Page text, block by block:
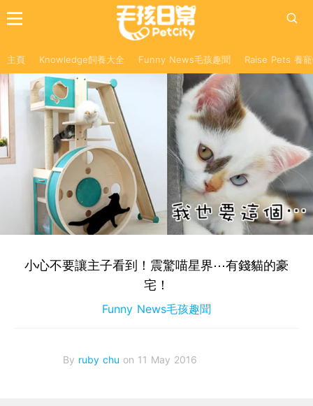
主頁 Knowledge飼養大全 Funny News毛孩趣聞 Raise Pets 養
小心不要讓主子看到！震驚喵星界⋯有錢貓的豪
宅！
Funny News毛孩趣聞
By ruby chu on 11 May 2016